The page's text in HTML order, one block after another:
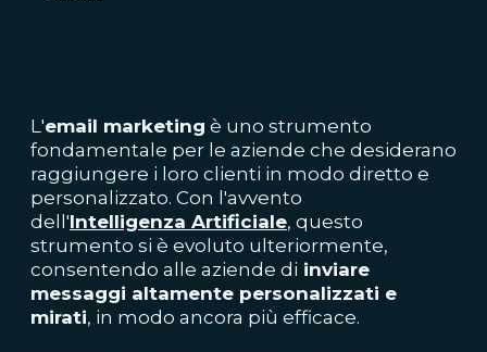
L'email marketing è uno strumento
fondamentale per le aziende che desiderano
raggiungere i loro clienti in modo diretto e
personalizzato. Con l'avvento
dell'Intelligenza Artificiale, questo
strumento si è evoluto ulteriormente,
consentendo alle aziende di inviare
messaggi altamente personalizzati e
mirati, in modo ancora più efficace.